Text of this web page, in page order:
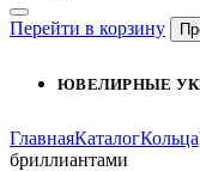
Перейти в корзину
ЮВЕЛИРНЫЕ
ГлавнаяКаталогКольца
бриллиантами